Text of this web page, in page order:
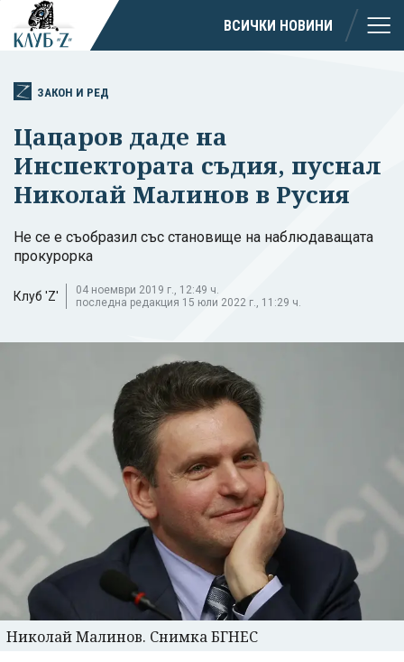
ВСИЧКИ НОВИНИ
ЗАКОН И РЕД
Цацаров даде на
Инспектората съдия, пуснал
Николай Малинов в Русия
Не се е съобразил със становище на наблюдаващата
прокурорка
Клуб 'Z'
04 ноември 2019 г., 12:49 ч.
последна редакция 15 юли 2022 г., 11:29 ч.
Николай Малинов. Снимка БГНЕС